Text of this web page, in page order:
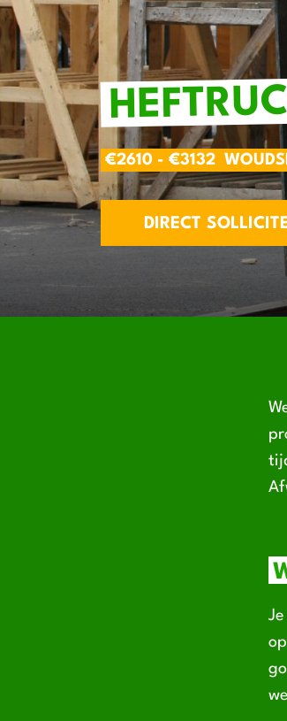
€2610 - €3132
DIRECT